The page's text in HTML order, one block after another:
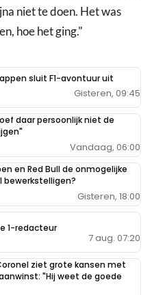
niet te doen. Het was
hoe het ging."
sluit F1-avontuur uit
Gisteren, 09:45
daar persoonlijk niet de
Vandaag, 06:00
en Red Bull de onmogelijke
bewerkstelligen?
Gisteren, 18:00
1-redacteur
7 aug. 07:20
ziet grote kansen met
"Hij weet de goede